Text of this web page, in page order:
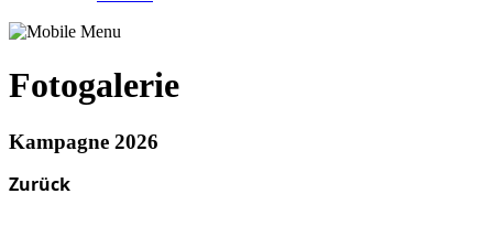
Fotogalerie
Kampagne 2026
Zurück